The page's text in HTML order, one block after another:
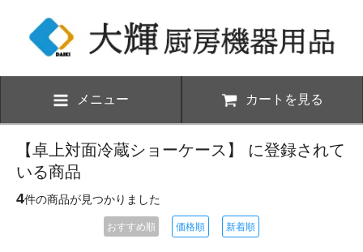
メニュー カートを見る
【卓上対面冷蔵ショーケース】 に登録されて
いる商品
4件の商品が見つかりました
おすすめ順 価格順 新着順